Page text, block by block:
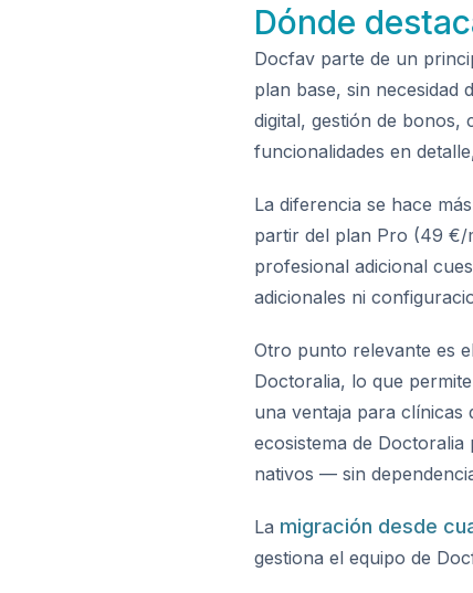
Dónde
Docfav parte de un
plan base, sin necesidad
digital, gestión de bonos,
funcionalidades en
La diferencia se hace
partir del plan Pro (49 €/
profesional adicional
adicionales ni
Otro punto relevante es
Doctoralia, lo que
una ventaja para clínicas
ecosistema de
nativos — sin
La migración desde
gestiona el equipo de